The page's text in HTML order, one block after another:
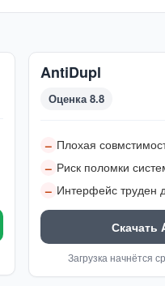
AntiDupl
Оценка 8.8
– Плохая
– Риск поломки
– Интерфейс труден
Скачать
Загрузка начнётся